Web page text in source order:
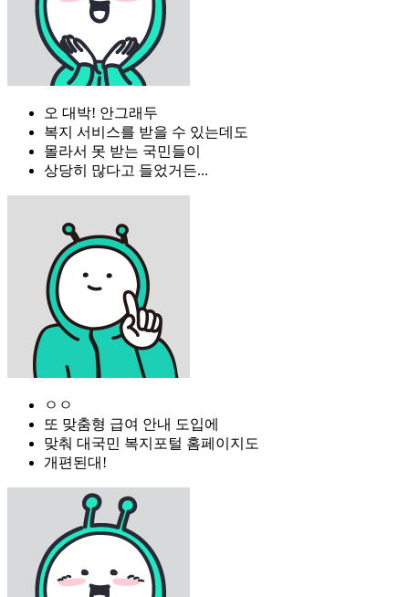
오 대박! 안그래두
복지 서비스를 받을 수 있는데도
몰라서 못 받는 국민들이
상당히 많다고 들었거든...
ㅇㅇ
또 맞춤형 급여 안내 도입에
맞춰 대국민 복지포털 홈페이지도
개편된대!